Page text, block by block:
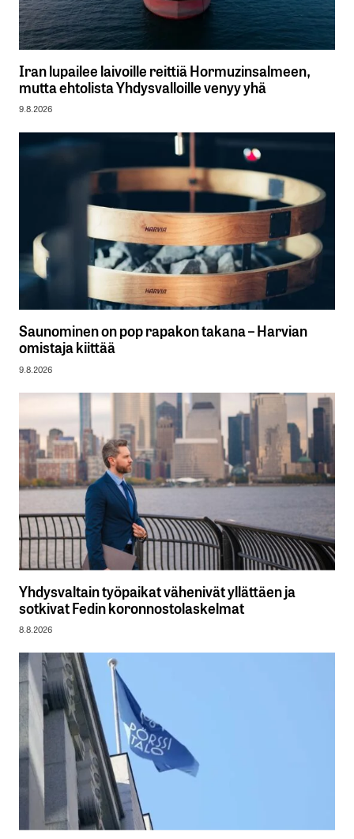
Iran lupailee laivoille reittiä Hormuzinsalmeen,
mutta ehtolista Yhdysvalloille venyy yhä
9.8.2026
Saunominen on pop rapakon takana – Harvian
omistaja kiittää
9.8.2026
Yhdysvaltain työpaikat vähenivät yllättäen ja
sotkivat Fedin koronnostolaskelmat
8.8.2026